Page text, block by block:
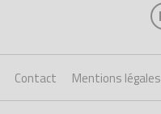
Contact Mentions légales